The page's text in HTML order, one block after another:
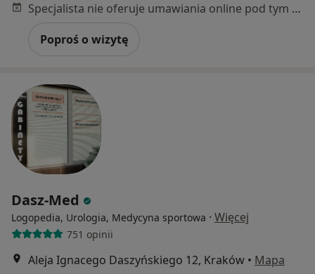
Specjalista nie oferuje umawiania online pod tym adresem.
Poproś o wizytę
Dasz-Med
Logopedia, Urologia, Medycyna sportowa · Więcej
751 opinii
Aleja Ignacego Daszyńskiego 12, Kraków • Mapa